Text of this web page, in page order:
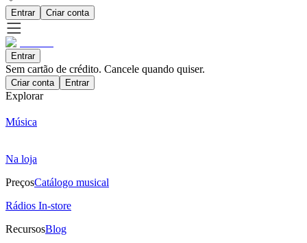
Entrar Criar conta
Entrar
Sem cartão de crédito. Cancele quando quiser.
Criar conta Entrar
Explorar
Música
Na loja
PreçosCatálogo musical
Rádios In-store
RecursosBlog